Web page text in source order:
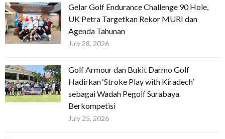
Gelar Golf Endurance Challenge 90 Hole,
UK Petra Targetkan Rekor MURI dan
Agenda Tahunan
July 28, 2026
Golf Armour dan Bukit Darmo Golf
Hadirkan ‘Stroke Play with Kiradech’
sebagai Wadah Pegolf Surabaya
Berkompetisi
July 25, 2026